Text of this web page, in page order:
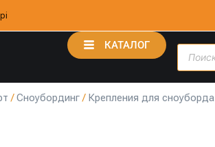
КАТАЛОГ
/Сноубординг/ Крепления для сноуборда